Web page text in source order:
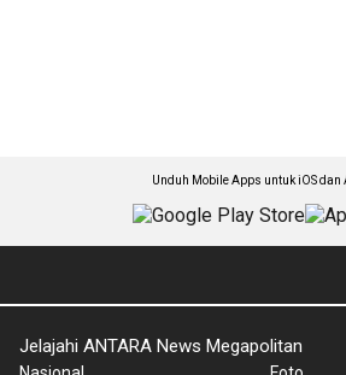
Unduh Mobile Apps untuk iOS dan
Jelajahi ANTARA News Megapolitan